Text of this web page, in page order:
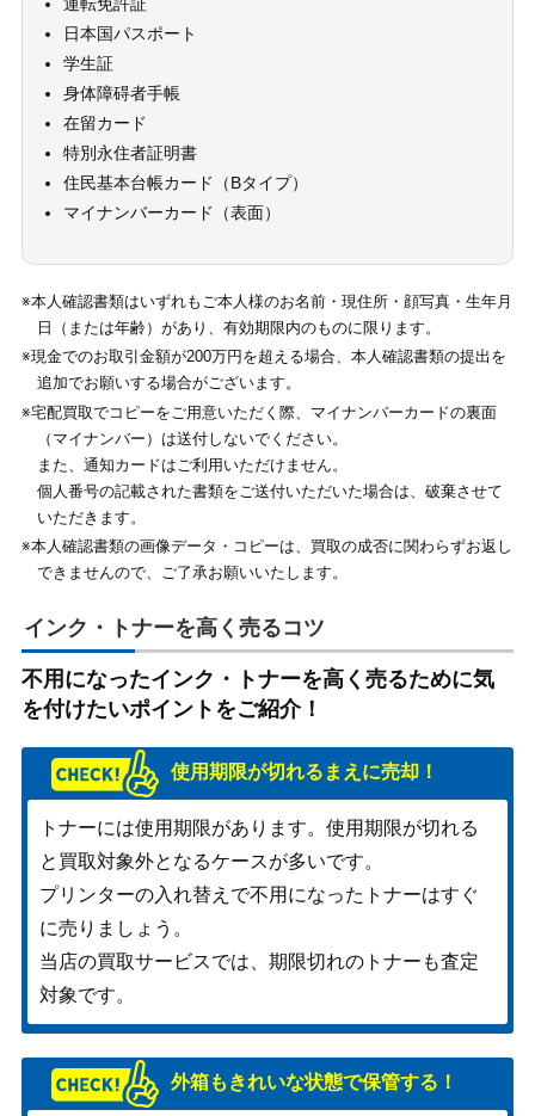
日本国パスポート
学生証
身体障碍者手帳
在留カード
特別永住者証明書
住民基本台帳カード（Bタイプ）
マイナンバーカード（表面）
※本人確認書類はいずれもご本人様のお名前・現住所・顔写真・生年月
日（または年齢）があり、有効期限内のものに限ります。
※現金でのお取引金額が200万円を超える場合、本人確認書類の提出を
追加でお願いする場合がございます。
※宅配買取でコピーをご用意いただく際、マイナンバーカードの裏面
（マイナンバー）は送付しないでください。
また、通知カードはご利用いただけません。
個人番号の記載された書類をご送付いただいた場合は、破棄させて
いただきます。
※本人確認書類の画像データ・コピーは、買取の成否に関わらずお返し
できませんので、ご了承お願いいたします。
インク・トナーを高く売るコツ
不用になったインク・トナーを高く売るために気
を付けたいポイントをご紹介！
使用期限が切れるまえに売却！
トナーには使用期限があります。使用期限が切れる
と買取対象外となるケースが多いです。
プリンターの入れ替えで不用になったトナーはすぐ
に売りましょう。
当店の買取サービスでは、期限切れのトナーも査定
対象です。
外箱もきれいな状態で保管する！